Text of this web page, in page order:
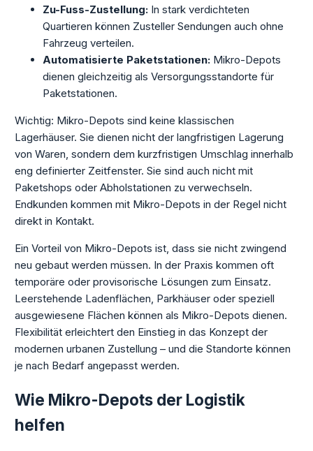
Zu-Fuss-Zustellung: In stark verdichteten
Quartieren können Zusteller Sendungen auch ohne
Fahrzeug verteilen.
Automatisierte Paketstationen: Mikro-Depots
dienen gleichzeitig als Versorgungsstandorte für
Paketstationen.
Wichtig: Mikro-Depots sind keine klassischen
Lagerhäuser. Sie dienen nicht der langfristigen Lagerung
von Waren, sondern dem kurzfristigen Umschlag innerhalb
eng definierter Zeitfenster. Sie sind auch nicht mit
Paketshops oder Abholstationen zu verwechseln.
Endkunden kommen mit Mikro-Depots in der Regel nicht
direkt in Kontakt.
Ein Vorteil von Mikro-Depots ist, dass sie nicht zwingend
neu gebaut werden müssen. In der Praxis kommen oft
temporäre oder provisorische Lösungen zum Einsatz.
Leerstehende Ladenflächen, Parkhäuser oder speziell
ausgewiesene Flächen können als Mikro-Depots dienen.
Flexibilität erleichtert den Einstieg in das Konzept der
modernen urbanen Zustellung – und die Standorte können
je nach Bedarf angepasst werden.
Wie Mikro-Depots der Logistik
helfen